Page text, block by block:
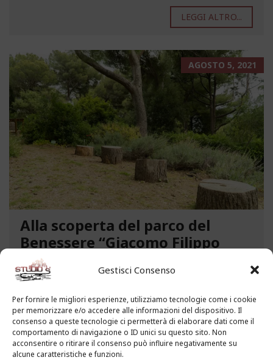
Gestisci Consenso
Per fornire le migliori esperienze, utilizziamo tecnologie come i cookie
per memorizzare e/o accedere alle informazioni del dispositivo. Il
consenso a queste tecnologie ci permetterà di elaborare dati come il
comportamento di navigazione o ID unici su questo sito. Non
acconsentire o ritirare il consenso può influire negativamente su
alcune caratteristiche e funzioni.
LEGGI ALTRO...
AGOSTO 5, 2021
Alla scoperta del parco del
Benessere “Giacomo Filippo
Novaro” a Costarainera
A pochi passi dal mare, un angolo verde di
paradiso affascina i visitatori. Stiamo parlando del
Parco del Benessere “Giacomo Filippo Novaro” di
Costarainera nella Riviera dei Fiori. Un tempo
parco degli ex ospedali Novaro e...